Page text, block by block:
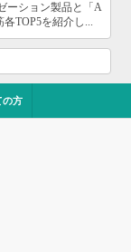
ーション製品と「A
TOP5を紹介し...
の方